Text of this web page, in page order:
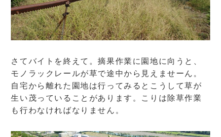
さてバイトを終えて。摘果作業に園地に向うと、
モノラックレールが草で途中から見えませーん。
自宅から離れた園地は行ってみるとこうして草が
生い茂っていることがあります。こりは除草作業
も行わなければなりません。